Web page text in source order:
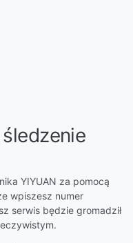
YIYUAN za pomocą
wpiszesz numer
serwis będzie gromadził